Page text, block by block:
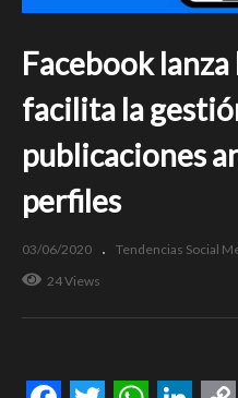
Facebook
facilita la
publicaciones
perfiles
03/06/2020 Tendencias Social
24 Views